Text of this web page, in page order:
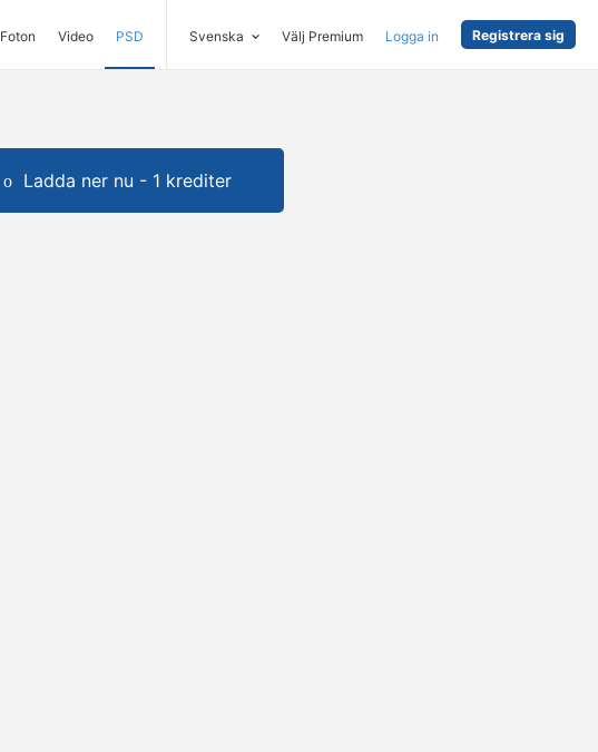
Foton Video PSD Svenska Välj Premium Logga in Registrera sig
Ladda ner nu - 1 krediter